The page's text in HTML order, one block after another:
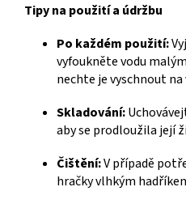
Tipy na použití a údržbu
Po každém použití:
vyfoukněte vodu
nechte je vyschnout na
Skladování:
aby se prodloužila její
Čištění:V případě
hračky vlhkým